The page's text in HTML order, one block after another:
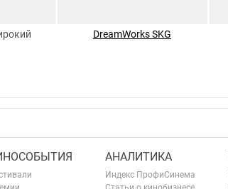
DreamWorks SKG
АНАЛИТИКА
Индекс ПрофиСинема